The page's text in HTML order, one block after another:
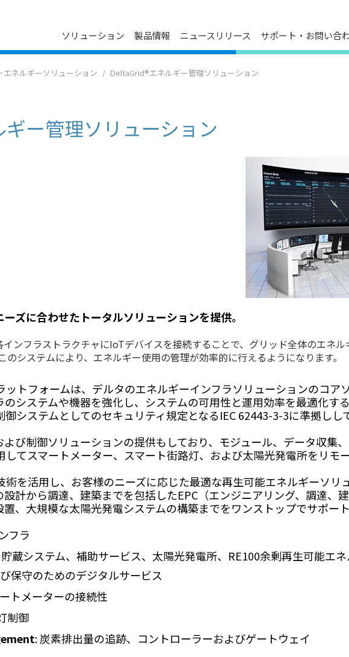
ソリューション
ン
ン
ン
製品情報 ニュースリリース
プレスリリース
イベントカレンダー
サポート・お問い合
ダウンロードセンター
性管理ポリシー
会社概要
技術革新
主要事業所
エネルギーソリューション DeltaGrid®エネルギー管理ソリューション
ー管理ソリューション
ズに合わせたトータルソリューションを提供。
ンフラストラクチャにIoTデバイスを接続することで、グリッド全体のエネ
システムにより、エネルギー使用の管理が効率的に行えるようになります。
トフォームは、デルタのエネルギーインフラソリューションのコア
システムや機器を強化し、システムの可用性と運用効率を最適化する
システムとしてのセキュリティ規定となるIEC 62443-3-3に準拠しし
び制御ソリューションの提供もしており、モジュール、データ収集
てスマートメーター、スマート街路灯、および太陽光発電所をリモ
を活用し、お客様のニーズに応じた最適な再生可能エネルギーソリ
計から調達、建築までを包括したEPC（エンジニアリング、調達、
、大規模な太陽光発電システムの構築までをワンストップでサポート
フラ
蔵システム、補助サービス、太陽光発電所、RE100余剰再生可能エ
保守のためのデジタルサービス
トメーターの接続性
制御
: 炭素排出量の追跡、コントローラーおよびゲートウェイ